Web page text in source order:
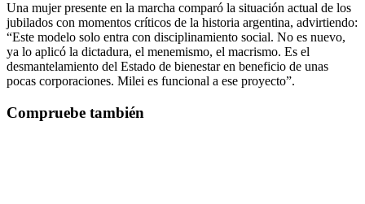
Una mujer presente en la marcha comparó la situación actual de los
jubilados con momentos críticos de la historia argentina, advirtiendo:
“Este modelo solo entra con disciplinamiento social. No es nuevo,
ya lo aplicó la dictadura, el menemismo, el macrismo. Es el
desmantelamiento del Estado de bienestar en beneficio de unas
pocas corporaciones. Milei es funcional a ese proyecto”.
Compruebe también